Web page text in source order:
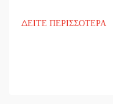
ΔΕΙΤΕ ΠΕΡΙΣΣΟΤΕΡΑ